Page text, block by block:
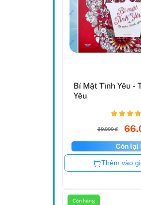
Bí Mật Tình Yêu -
Yêu
89.000 đ
Còn lại
Còn
Thêm vào
Còn hàng